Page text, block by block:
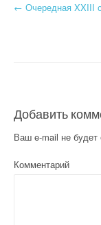
Post
← Очередная XXIII
Добавить
Ваш e-mail не будет
Комментарий